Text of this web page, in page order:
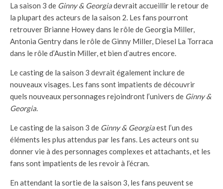
La saison 3 de Ginny & Georgiadevrait accueillir le retour de
la plupart des acteurs de la saison 2. Les fans pourront
retrouver Brianne Howey dans le rôle de Georgia Miller,
Antonia Gentry dans le rôle de Ginny Miller, Diesel La Torraca
dans le rôle d’Austin Miller, et bien d’autres encore.
Le casting de la saison 3 devrait également inclure de
nouveaux visages. Les fans sont impatients de découvrir
quels nouveaux personnages rejoindront l’univers de Ginny &
Georgia.
Le casting de la saison 3 de Ginny & Georgiaest l’un des
éléments les plus attendus par les fans. Les acteurs ont su
donner vie à des personnages complexes et attachants, et les
fans sont impatients de les revoir à l’écran.
En attendant la sortie de la saison 3, les fans peuvent se